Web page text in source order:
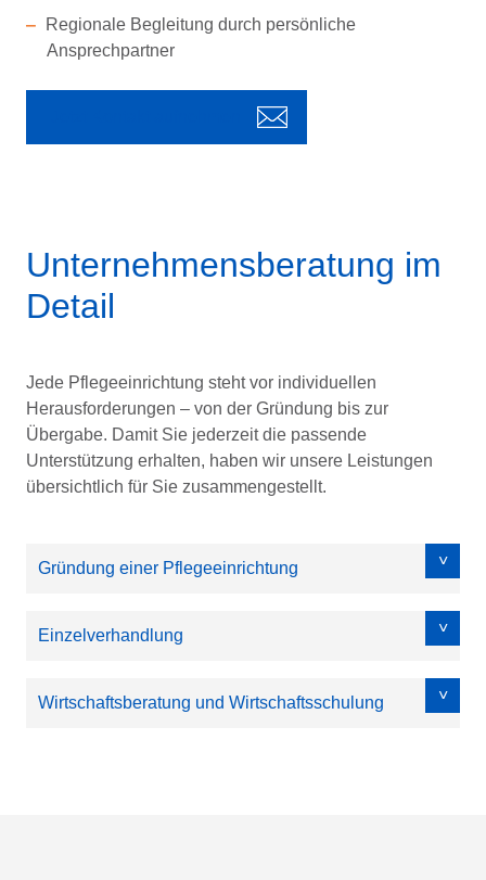
Regionale Begleitung durch persönliche
Ansprechpartner
Unternehmensberatung im
Detail
Jede Pflegeeinrichtung steht vor individuellen
Herausforderungen – von der Gründung bis zur
Übergabe. Damit Sie jederzeit die passende
Unterstützung erhalten, haben wir unsere Leistungen
übersichtlich für Sie zusammengestellt.
Gründung einer Pflegeeinrichtung
Einzelverhandlung
Wirtschaftsberatung und Wirtschaftsschulung